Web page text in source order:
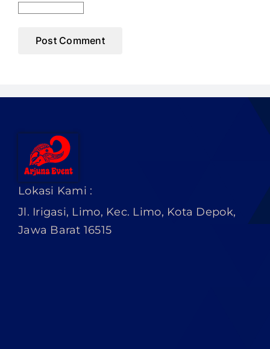
Lokasi Kami :
Jl. Irigasi, Limo, Kec. Limo, Kota Depok,
Jawa Barat 16515